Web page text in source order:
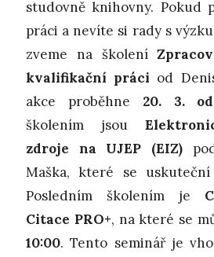
studovně knihovny. Pokud
práci a nevíte si rady s
zveme na školení
kvalifikační práci od
akce proběhne 20. 3.
školením jsou
zdroje na UJEP (EIZ)
Maška, které se uskuteční
Posledním školením je
Citace PRO+, na které se
10:00. Tento seminář je